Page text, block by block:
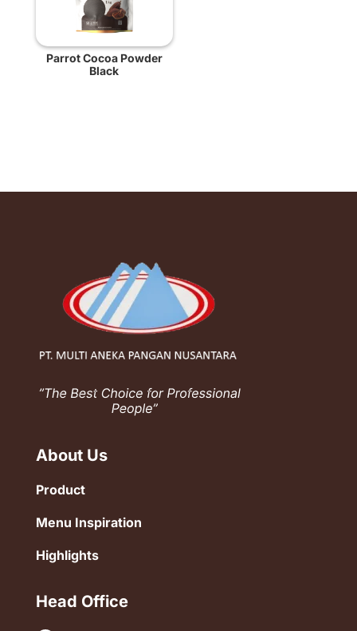
Parrot Cocoa Powder
Black
About Us
Product
Menu Inspiration
Highlights
Head Office